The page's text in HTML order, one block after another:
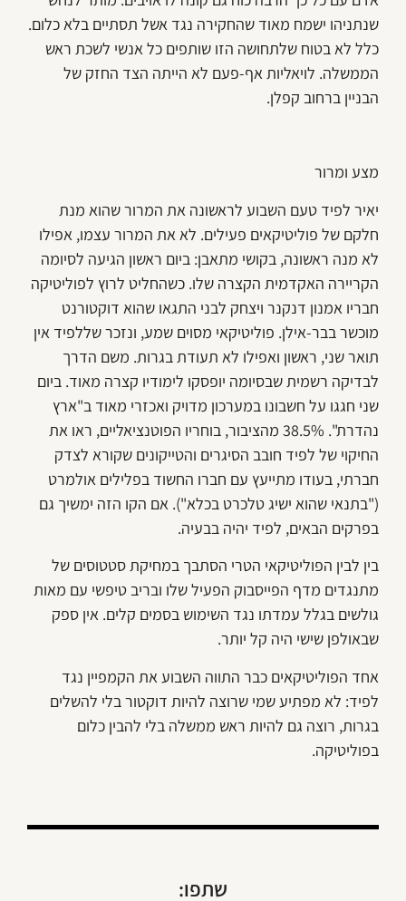
שנתניהו ישמח מאוד שהחקירה נגד אשל תסתיים בלא כלום.
כלל לא בטוח שלתחושה הזו שותפים כל אנשי לשכת ראש
הממשלה. לויאליות אף-פעם לא הייתה הצד החזק של
הבניין ברחוב קפלן.
מצע ומרור
יאיר לפיד טעם השבוע לראשונה את המרור שהוא מנת
חלקם של פוליטיקאים פעילים. לא את המרור עצמו, אפילו
לא מנה ראשונה, בקושי מתאבן: ביום ראשון הגיעה לסיומה
הקריירה האקדמית הקצרה שלו. כשהחליט לרוץ לפוליטיקה
חבריו אמנון דנקנר ויצחק לבני התגאו שהוא דוקטורנט
מוכשר בבר-אילן. פוליטיקאי מסוים שמע, ונזכר שללפיד אין
תואר שני, ראשון ואפילו לא תעודת בגרות. משם הדרך
לבדיקה רשמית שבסיומה יופסקו לימודיו קצרה מאוד. ביום
שני חגגו על חשבונו במערכון מדויק ואכזרי מאוד ב"ארץ
נהדרת". 38.5% מהציבור, בוחריו הפוטנציאליים, ראו את
החיקוי של לפיד חובב הסיגרים והטייקונים שקורא לצדק
חברתי, בעודו מתייעץ עם חברו החשוד בפלילים אולמרט
("בתנאי שהוא ישיג טלכרט בכלא"). אם הקו הזה ימשיך גם
בפרקים הבאים, לפיד יהיה בבעיה.
בין לבין הפוליטיקאי הטרי הסתבך במחיקת סטטוסים של
מתנגדים מדף הפייסבוק הפעיל שלו ובריב טיפשי עם מאות
גולשים בגלל עמדתו נגד השימוש בסמים קלים. אין ספק
שבאולפן שישי היה קל יותר.
אחד הפוליטיקאים כבר התווה השבוע את הקמפיין נגד
לפיד: לא מפתיע שמי שרוצה להיות דוקטור בלי להשלים
בגרות, רוצה גם להיות ראש ממשלה בלי להבין כלום
בפוליטיקה.
שתפו: